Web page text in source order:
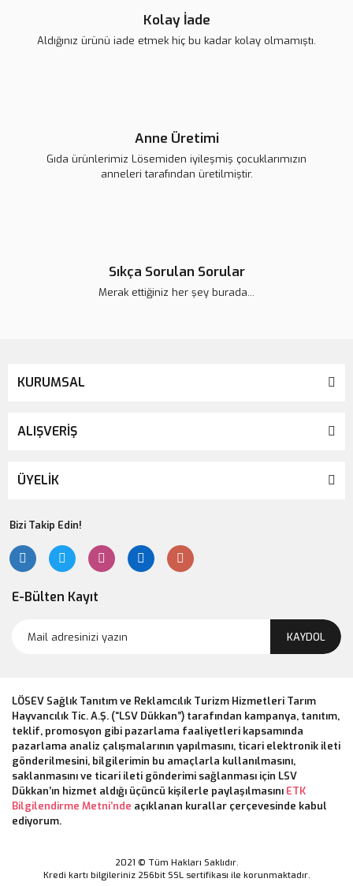
550,00 TL
LSV OYUNCAK-SEVGİ GÜNÜ POLAR KEDİ ERKEK
LSV OYUNCAK-SEVGİ GÜNÜ POLAR KEDİ KIZ
650,00 TL
Kolay İade
Aldığınız ürünü iade etmek hiç bu kadar kolay olmamıştı.
Anne Üretimi
Gıda ürünlerimiz Lösemiden iyileşmiş çocuklarımızın
anneleri tarafından üretilmiştir.
Sıkça Sorulan Sorular
Merak ettiğiniz her şey burada...
KURUMSAL
ALIŞVERİŞ
ÜYELİK
Bizi Takip Edin!
E-Bülten Kayıt
KAYDOL
LÖSEV Sağlık Tanıtım ve Reklamcılık Turizm Hizmetleri Tarım
Hayvancılık Tic. A.Ş. (“LSV Dükkan”) tarafından kampanya, tanıtım,
teklif, promosyon gibi pazarlama faaliyetleri kapsamında
pazarlama analiz çalışmalarının yapılmasını, ticari elektronik ileti
gönderilmesini, bilgilerimin bu amaçlarla kullanılmasını,
saklanmasını ve ticari ileti gönderimi sağlanması için LSV
Dükkan’ın hizmet aldığı üçüncü kişilerle paylaşılmasını ETK
Bilgilendirme Metni’nde açıklanan kurallar çerçevesinde kabul
ediyorum.
2021 © Tüm Hakları Saklıdır.
Kredi kartı bilgileriniz 256bit SSL sertifikası ile korunmaktadır.